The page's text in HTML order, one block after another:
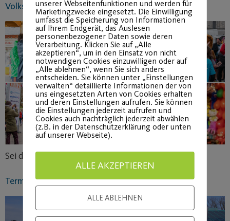
Volksfest-Biathlon am 06. April 2024
Sei dabei und sichere dir deinen Startplatz !
Terminangebot beim Kinderorthopäden
unserer Webseitenfunktionen und werden für
Marketingzwecke eingesetzt. Die Einwilligung
umfasst die Speicherung von Informationen
auf Ihrem Endgerät, das Auslesen
personenbezogener Daten sowie deren
Verarbeitung. Klicken Sie auf „Alle
akzeptieren“, um in den Einsatz von nicht
notwendigen Cookies einzuwilligen oder auf
„Alle ablehnen“, wenn Sie sich anders
entscheiden. Sie können unter „Einstellungen
verwalten“ detaillierte Informationen der von
uns eingesetzten Arten von Cookies erhalten
und deren Einstellungen aufrufen. Sie können
die Einstellungen jederzeit aufrufen und
Cookies auch nachträglich jederzeit abwählen
(z.B. in der Datenschutzerklärung oder unten
auf unserer Webseite).
ALLE AKZEPTIEREN
ALLE ABLEHNEN